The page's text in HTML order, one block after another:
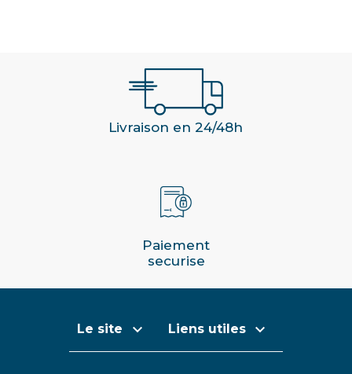
Livraison en 24/48h
Paiement
securise
Le site  Liens utiles 